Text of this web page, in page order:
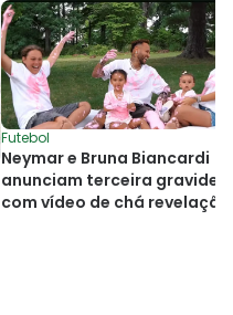
Futebol
Neymar e Bruna Biancardi
anunciam terceira gravidez
com vídeo de chá revelação